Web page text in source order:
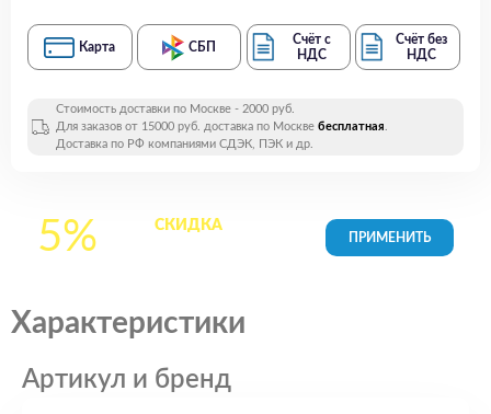
Карта СБП
Счёт с
НДС
Счёт без
НДС
Стоимость доставки по Москве - 2000 руб.
Для заказов от 15000 руб. доставка по Москве бесплатная.
Доставка по РФ компаниями СДЭК, ПЭК и др.
5% СКИДКАна все
Характеристики
Артикул и бренд